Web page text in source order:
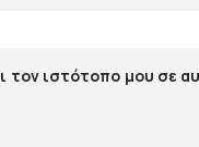
τον ιστότοπο μου σε